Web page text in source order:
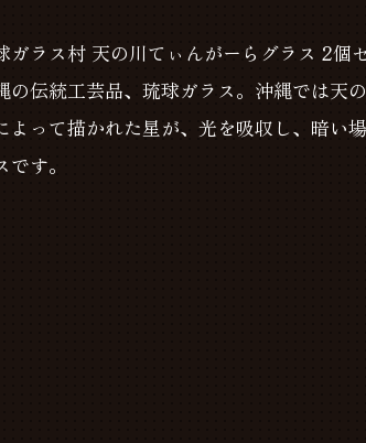
ガラス村 天の川てぃんがーらグラス 2個
の伝統工芸品、琉球ガラス。沖縄では天
よって描かれた星が、光を吸収し、暗い
です。